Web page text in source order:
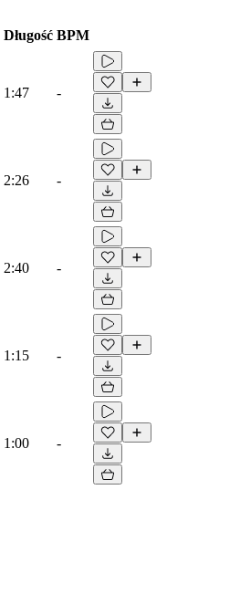
Długość BPM
1:47 -
2:26 -
2:40 -
1:15 -
1:00 -